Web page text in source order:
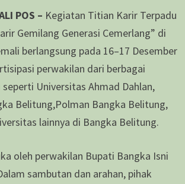
POS – Kegiatan Titian Karir Terpadu
Gemilang Generasi Cemerlang” di
berlangsung pada 16–17 Desember
perwakilan dari berbagai
Universitas Ahmad Dahlan,
Belitung,Polman Bangka Belitung,
lainnya di Bangka Belitung.
oleh perwakilan Bupati Bangka Isni
sambutan dan arahan, pihak